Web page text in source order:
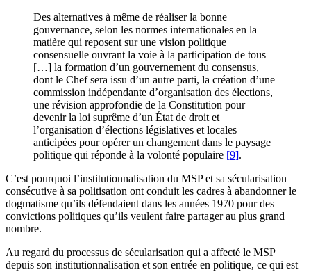
Des alternatives à même de réaliser la bonne
gouvernance, selon les normes internationales en la
matière qui reposent sur une vision politique
consensuelle ouvrant la voie à la participation de tous
[…] la formation d’un gouvernement du consensus,
dont le Chef sera issu d’un autre parti, la création d’une
commission indépendante d’organisation des élections,
une révision approfondie de la Constitution pour
devenir la loi suprême d’un État de droit et
l’organisation d’élections législatives et locales
anticipées pour opérer un changement dans le paysage
politique qui réponde à la volonté populaire [9].
C’est pourquoi l’institutionnalisation du MSP et sa sécularisation
consécutive à sa politisation ont conduit les cadres à abandonner le
dogmatisme qu’ils défendaient dans les années 1970 pour des
convictions politiques qu’ils veulent faire partager au plus grand
nombre.
Au regard du processus de sécularisation qui a affecté le MSP
depuis son institutionnalisation et son entrée en politique, ce qui est